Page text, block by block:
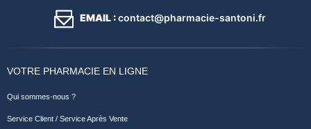
EMAIL :contact@pharmacie-santoni.fr
VOTRE PHARMACIE EN LIGNE
Qui sommes-nous ?
Service Client / Service Après Vente